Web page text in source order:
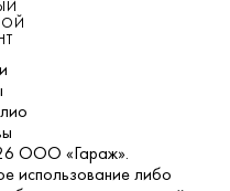
ООО «Гараж».
использование либо